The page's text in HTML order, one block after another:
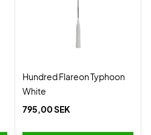
Hundred Flareon Typhoon
White
795,00 SEK